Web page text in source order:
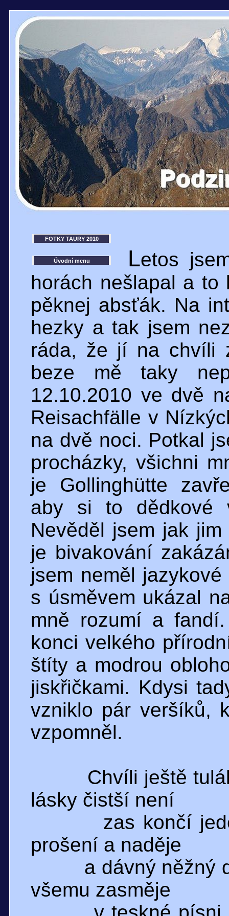
FOTKY TAURY 2010
Úvodní menu Letos
horách nešlapal a to
pěknej absťák. Na
hezky a tak jsem
ráda, že jí na chvíli
beze mě taky
12.10.2010 ve dvě
Reisachfälle v
na dvě noci. Potkal
procházky, všichni
je Gollinghütte
aby si to dědkové
Nevěděl jsem jak
je bivakování
jsem neměl
s úsměvem ukázal
mně rozumí a
konci velkého
štíty a modrou
jiskřičkami. Kdysi
vzniklo pár veršíků,
vzpomněl.
Chvíli ještě
lásky čistší není
zas končí
prošení a naděje
a dávný
všemu zasměje